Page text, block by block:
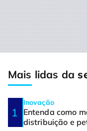
Mais lidas da
Inovação
Entenda como
distribuição e